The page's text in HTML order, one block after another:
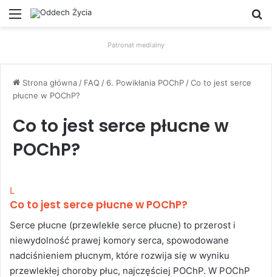
Menu
Patronat medialny
Strona główna / FAQ / 6. Powikłania POChP /Co to jest serce
płucne w POChP?
Co to jest serce płucne w
POChP?
L
Co to jest serce płucne w POChP?
Serce płucne (przewlekłe serce płucne) to przerost i
niewydolność prawej komory serca, spowodowane
nadciśnieniem płucnym, które rozwija się w wyniku
przewlekłej choroby płuc, najczęściej POChP. W POChP